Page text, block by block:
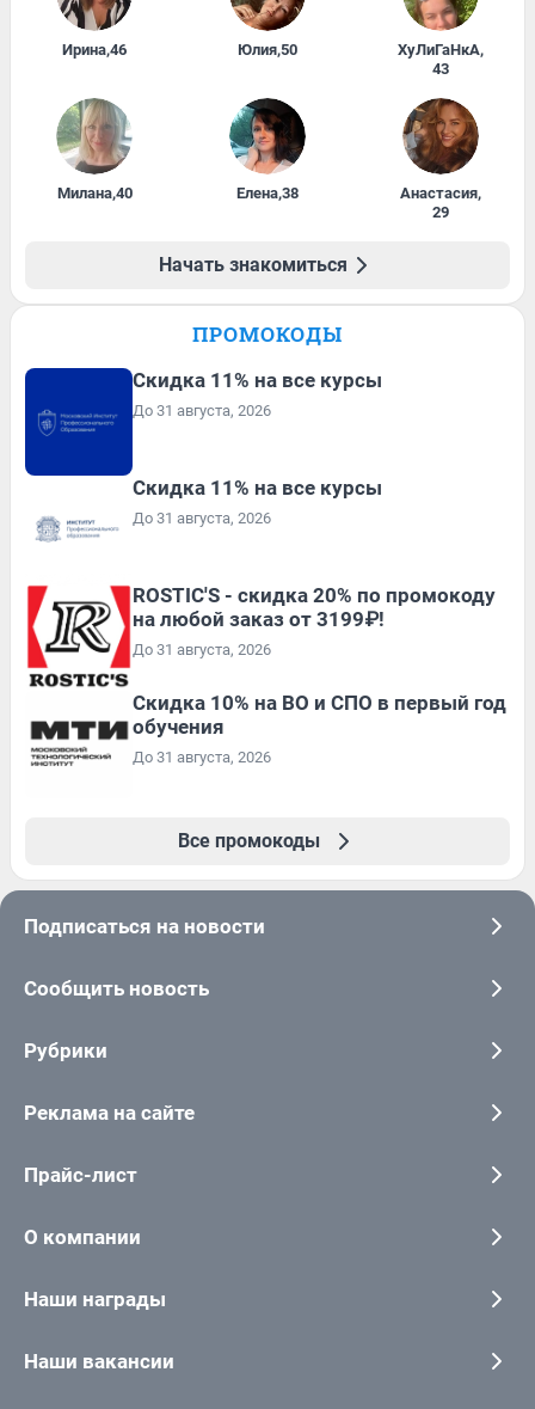
Ирина,46 Юлия,50 ХуЛиГаНкА,
43
Милана,40 Елена,38 Анастасия,
29
Начать знакомиться
ПРОМОКОДЫ
Скидка 11% на все курсы
До 31 августа, 2026
Скидка 11% на все курсы
До 31 августа, 2026
ROSTIC'S - скидка 20% по промокоду
на любой заказ от 3199₽!
До 31 августа, 2026
Скидка 10% на ВО и СПО в первый год
обучения
До 31 августа, 2026
Все промокоды
Подписаться на новости
Сообщить новость
Рубрики
Реклама на сайте
Прайс-лист
О компании
Наши награды
Наши вакансии